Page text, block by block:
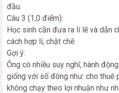
đầu.
Câu 3 (1,0 điểm):
Học sinh cần đưa ra lí lẽ và dẫn
cách hợp lí, chặt chẽ.
Gợi ý:
Ông có nhiều suy nghĩ, hành
giống với số đông như: cho thuê
không chạy theo lợi nhuận như